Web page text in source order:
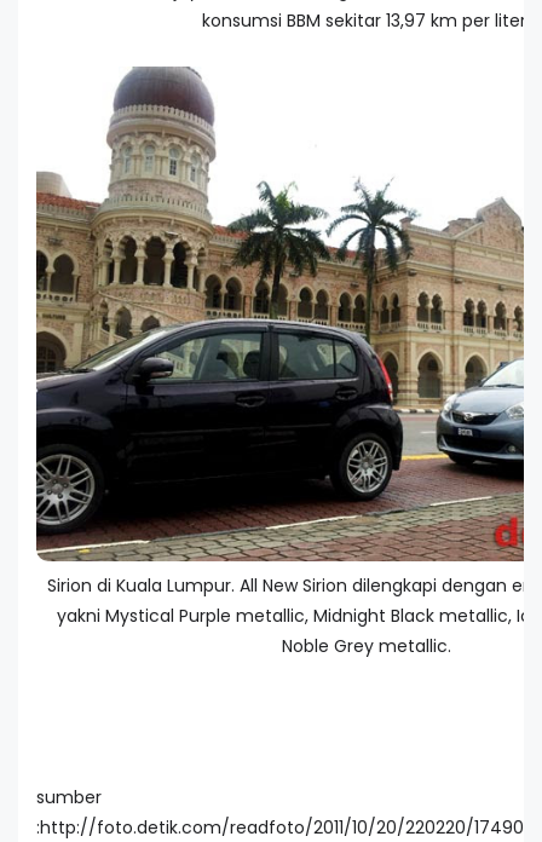
konsumsi BBM sekitar 13,97 km per liter.
Sirion di Kuala Lumpur. All New Sirion dilengkapi dengan
yakni Mystical Purple metallic, Midnight Black metallic,
Noble Grey metallic.
sumber
:http://foto.detik.com/readfoto/2011/10/20/220220/